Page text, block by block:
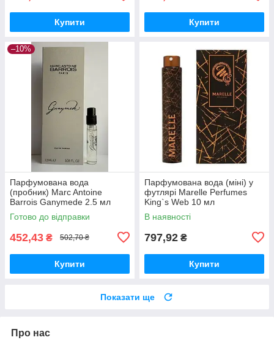
Купити Купити
–10%
Парфумована вода
(пробник) Marc Antoine
Barrois Ganymede 2.5 мл
Готово до відправки
452,43 ₴ 502,70 ₴
Купити
Парфумована вода (міні) у
футлярі Marelle Perfumes
King`s Web 10 мл
В наявності
797,92 ₴
Купити
Показати ще
Про нас